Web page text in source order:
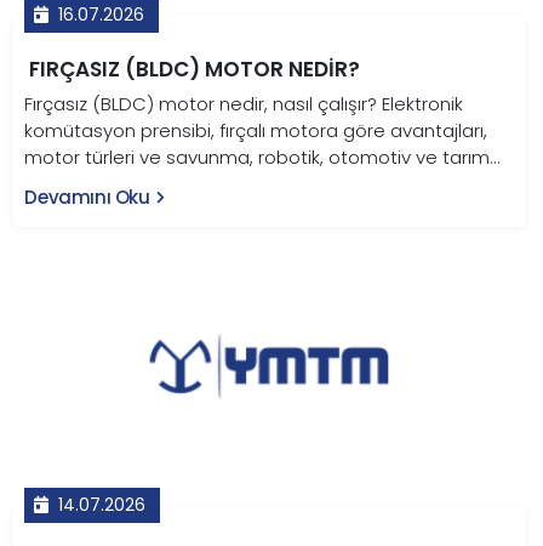
16.07.2026
FIRÇASIZ (BLDC) MOTOR NEDIR?
Fırçasız (BLDC) motor nedir, nasıl çalışır? Elektronik
komütasyon prensibi, fırçalı motora göre avantajları,
motor türleri ve savunma, robotik, otomotiv ve tarım
uygulamaları bu rehberde.
Devamını Oku
14.07.2026